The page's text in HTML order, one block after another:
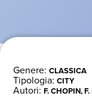
Genere:CLASSICA
Tipologia:CITY
Autori:F. CHOPIN,